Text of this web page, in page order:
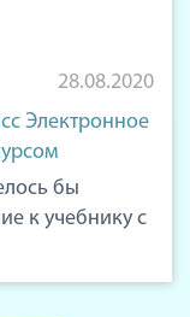
28.08.2020
Электронное
бы
к учебнику с